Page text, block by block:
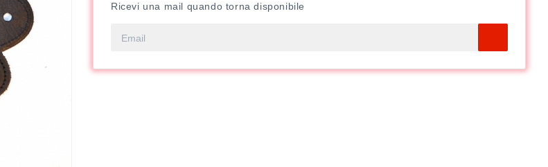
Ricevi una mail quando torna disponibile